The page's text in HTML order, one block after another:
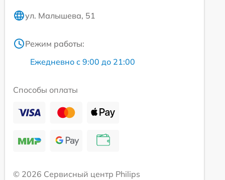
ул. Малышева, 51
Режим работы:
Ежедневно с 9:00 до 21:00
Способы оплаты
© 2026 Сервисный центр Philips